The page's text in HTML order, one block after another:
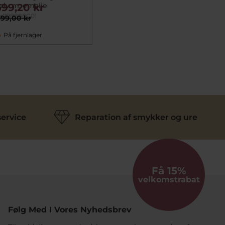
m. emalje
kr
kr
På fjernlager
Reparation af smykker og ure
Få 15%
velkomstrabat
Følg Med I Vores Nyhedsbrev